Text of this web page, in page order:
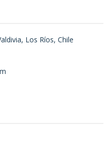
Los Ríos, Chile